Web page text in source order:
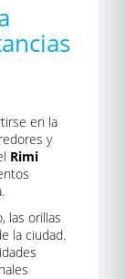
en la
y
Rimi
las orillas
la ciudad.